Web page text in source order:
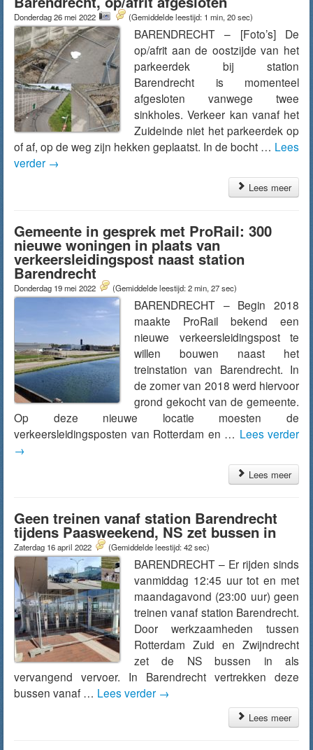
Donderdag 26 mei 2022 (Gemiddelde leestijd: 1 min, 20 sec)
BARENDRECHT – [Foto’s] De
op/afrit aan de oostzijde van het
parkeerdek bij station
Barendrecht is momenteel
afgesloten vanwege twee
sinkholes. Verkeer kan vanaf het
Zuideinde niet het parkeerdek op
of af, op de weg zijn hekken geplaatst. In de bocht … Lees
verder →
Lees meer
Gemeente in gesprek met ProRail: 300
nieuwe woningen in plaats van
verkeersleidingspost naast station
Barendrecht
Donderdag 19 mei 2022 (Gemiddelde leestijd: 2 min, 27 sec)
BARENDRECHT – Begin 2018
maakte ProRail bekend een
nieuwe verkeersleidingspost te
willen bouwen naast het
treinstation van Barendrecht. In
de zomer van 2018 werd hiervoor
grond gekocht van de gemeente.
Op deze nieuwe locatie moesten de
verkeersleidingsposten van Rotterdam en … Lees verder
→
Lees meer
Geen treinen vanaf station Barendrecht
tijdens Paasweekend, NS zet bussen in
Zaterdag 16 april 2022 (Gemiddelde leestijd: 42 sec)
BARENDRECHT – Er rijden sinds
vanmiddag 12:45 uur tot en met
maandagavond (23:00 uur) geen
treinen vanaf station Barendrecht.
Door werkzaamheden tussen
Rotterdam Zuid en Zwijndrecht
zet de NS bussen in als
vervangend vervoer. In Barendrecht vertrekken deze
bussen vanaf … Lees verder →
Lees meer